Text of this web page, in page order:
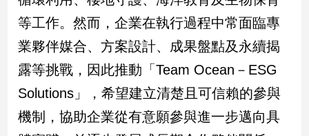
推
薦
科
技/
遊
動
等工作。然而，企業在執行過程中常面臨專
業夥伴媒合、方案設計、成果盤點及永續揭
露等挑戰，因此推動「Team Ocean－ESG
Solutions」，希望建立清楚且可信賴的參與
機制，協助企業從有意願參與進一步邁向具